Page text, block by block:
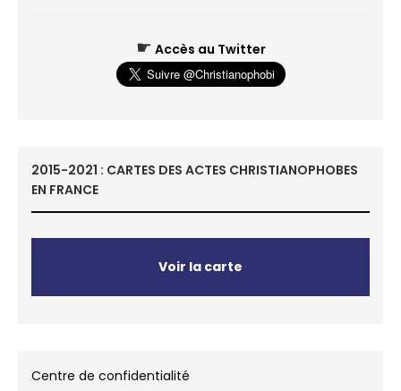
☛ Accès au Twitter
2015-2021 : CARTES DES ACTES CHRISTIANOPHOBES
EN FRANCE
Voir la carte
Centre de confidentialité